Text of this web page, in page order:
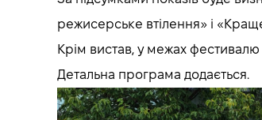
режисерське втілення» і
Крім вистав, у межах фестивалю
Детальна програма додається.